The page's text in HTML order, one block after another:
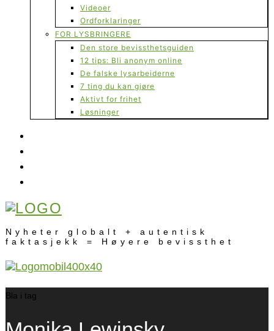
Videoer
Ordforklaringer
FOR LYSBRINGERE
Den store bevissthetsguiden
12 tips: Bli anonym online
De falske lysarbeiderne
7 ting du kan gjøre
Aktivt for frihet
Løsninger
Nyheter globalt + autentisk
faktasjekk = Høyere bevissthet
Bla i tag